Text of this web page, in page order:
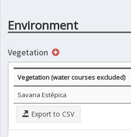
Environment
Vegetation
Vegetation (water courses excluded)
Savana Estépica
Export to CSV